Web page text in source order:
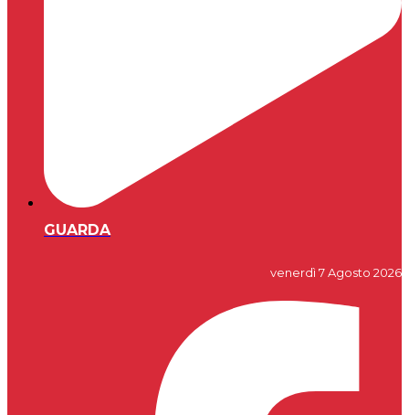
GUARDA
venerdì 7 Agosto 2026